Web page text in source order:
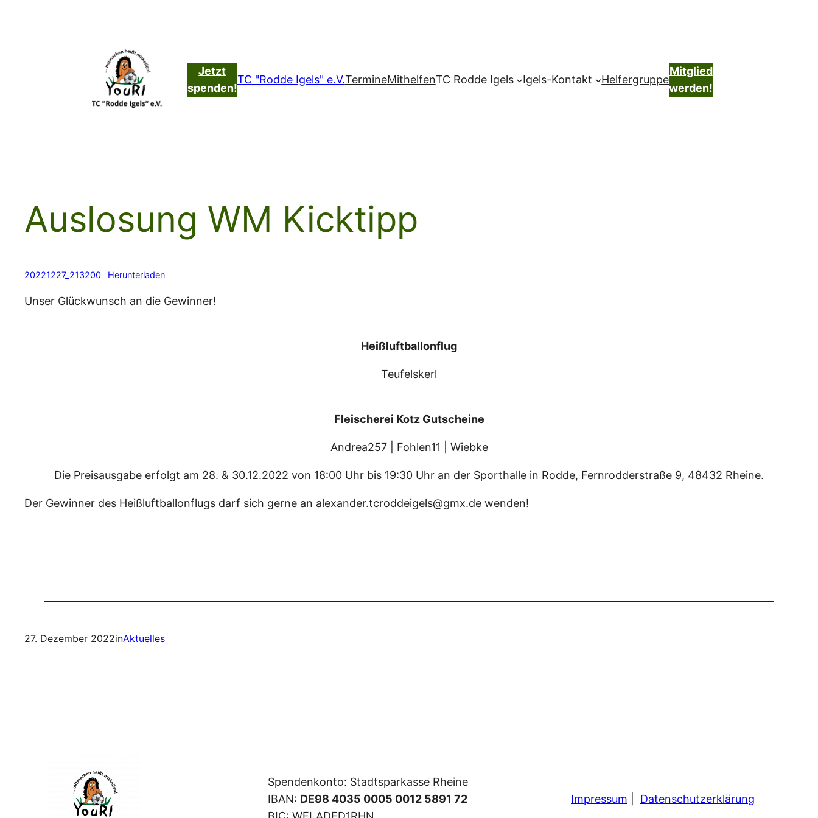
Jetzt
spenden!
TC "Rodde Igels" e.V.TermineMithelfenTC Rodde Igels Igels-Kontakt Helfergruppe
Mitglied
werden!
Auslosung WM Kicktipp
20221227_213200 Herunterladen
Unser Glückwunsch an die Gewinner!
Heißluftballonflug
Teufelskerl
Fleischerei Kotz Gutscheine
Andrea257 | Fohlen11 | Wiebke
Die Preisausgabe erfolgt am 28. & 30.12.2022 von 18:00 Uhr bis 19:30 Uhr an der Sporthalle in Rodde, Fernrodderstraße 9, 48432 Rheine.
Der Gewinner des Heißluftballonflugs darf sich gerne an alexander.tcroddeigels@gmx.de wenden!
27. Dezember 2022inAktuelles
Spendenkonto: Stadtsparkasse Rheine
IBAN: DE98 4035 0005 0012 5891 72
Impressum Datenschutzerklärung